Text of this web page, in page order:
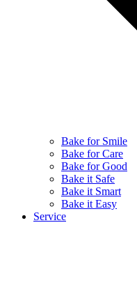
Bake for Smile
Bake for Care
Bake for Good
Bake it Safe
Bake it Smart
Bake it Easy
Service